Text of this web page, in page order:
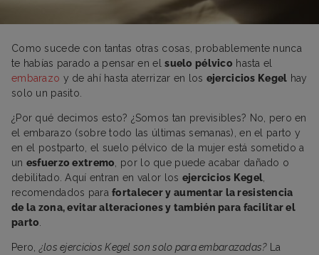
Como sucede con tantas otras cosas, probablemente nunca
te habías parado a pensar en elsuelo pélvico hasta el
embarazo y de ahí hasta aterrizar en los ejercicios Kegel hay
solo un pasito.
¿Por qué decimos esto? ¿Somos tan previsibles? No, pero en
el embarazo (sobre todo las últimas semanas), en el parto y
en el postparto, el suelo pélvico de la mujer está sometido a
un esfuerzo extremo , por lo que puede acabar dañado o
debilitado. Aquí entran en valor los ejercicios Kegel
recomendados parafortalecer y aumentar la resistencia
de la zona, evitar alteraciones y también para facilitar el
parto
Pero, ¿los ejercicios Kegel son solo para embarazadas?La